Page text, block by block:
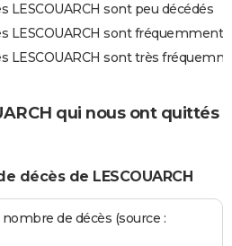
LESCOUARCH sont peu décédés
LESCOUARCH sont fréquemment
LESCOUARCH sont très
qui nous ont quittés
décès de LESCOUARCH
de décès (source :